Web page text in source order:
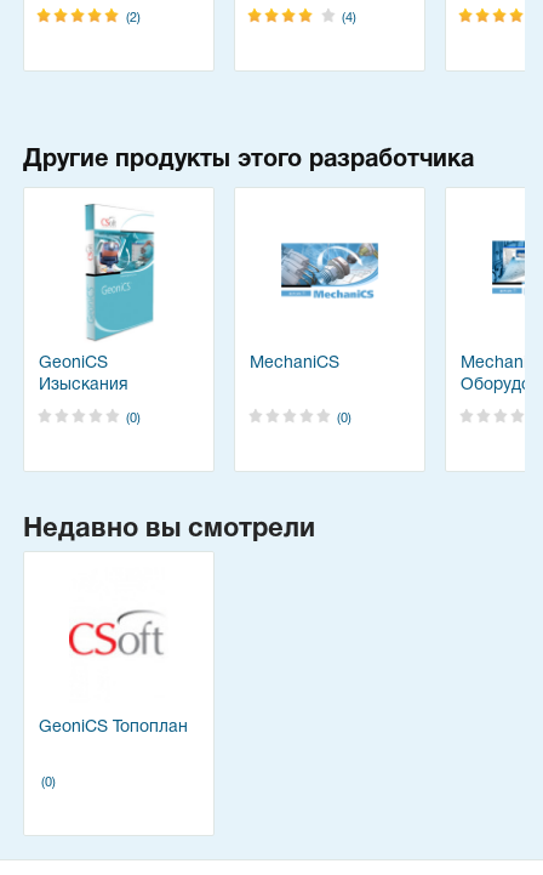
FineReader)
(2) (4)
Другие продукты этого разработчика
GeoniCS
Изыскания
(0)
MechaniCS
(0)
Недавно вы смотрели
GeoniCS Топоплан
(0)